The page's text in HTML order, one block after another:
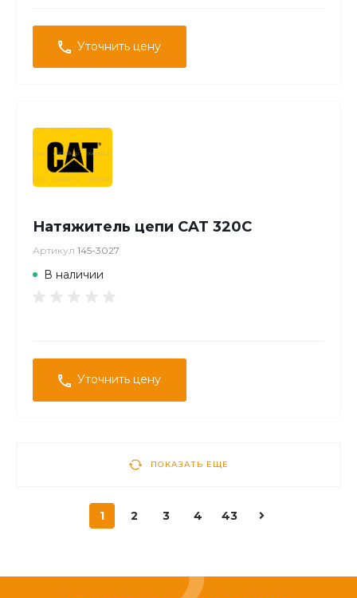
Уточнить цену
Натяжитель цепи CAT 320C
Артикул 145-3027
В наличии
Уточнить цену
ПОКАЗАТЬ ЕЩЕ
1 2 3 4 43